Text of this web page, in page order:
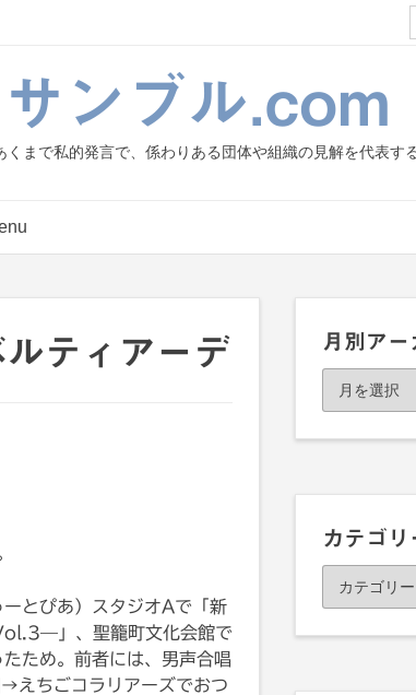
ンブル.com
まで私的発言で、係わりある団体や組織の見解を代表す
ティアーデ
とぴあ）スタジオAで「新
」、聖籠町文化会館で
ため。前者には、男声合唱
えちごコラリアーズでおつ
月別アー
別
ア
ブ
カテゴリ
テ
ゴ